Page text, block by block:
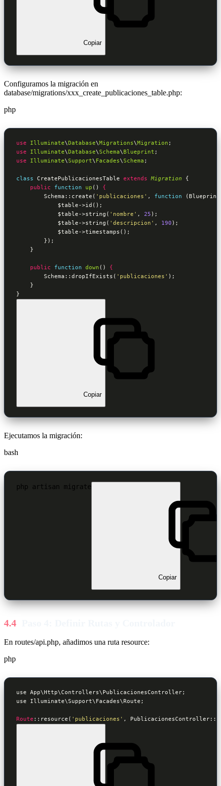
Copiar
Configuramos la migración en
database/migrations/xxx_create_publicaciones_table.php:
php
use Illuminate\Database\Migrations\Migration
use
Illuminate\Database\Schema\ Blueprint
use
Illuminate\Support\ Facades\Schema ;
class CreatePublicacionesTable extends Migration {
public
function up ()
{
        Schema::create(
'publicaciones' , function
$table ->id();
$table ->string( 'nombre' , 25 );
$table ->string( 'descripcion' , 190 );
$table ->timestamps();
        });
    }
public function down ()
{
        Schema::dropIfExists(
'publicaciones' );
    }
}
Copiar
Ejecutamos la migración:
bash
php artisan migrate
Copiar
En routes/api.php, añadimos una ruta resource:
php
use App\Http\Controllers\PublicacionesController;
use Illuminate\Support\Facades\Route;
Route ::resource ( 'publicaciones' ,